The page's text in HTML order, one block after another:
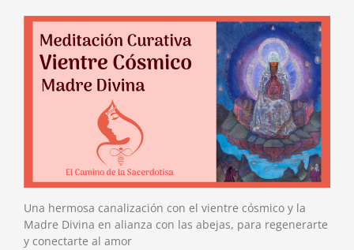
Una hermosa canalización con el vientre cósmico y la
Madre Divina en alianza con las abejas, para regenerarte
y conectarte al amor